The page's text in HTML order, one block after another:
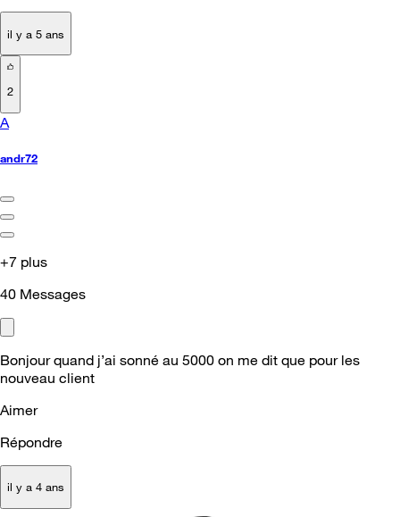
il y a 5 ans
2
A
andr72
+7 plus
40 Messages
Bonjour quand j’ai sonné au 5000 on me dit que pour les
nouveau client
Aimer
Répondre
il y a 4 ans